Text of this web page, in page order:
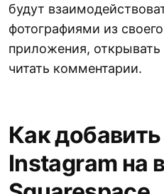
будут
фотографиями из
приложения,
читать комментарии.
Как
Instagram на